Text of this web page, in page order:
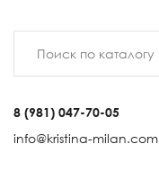
8 (981) 047-70-05
info@kristina-milan.com